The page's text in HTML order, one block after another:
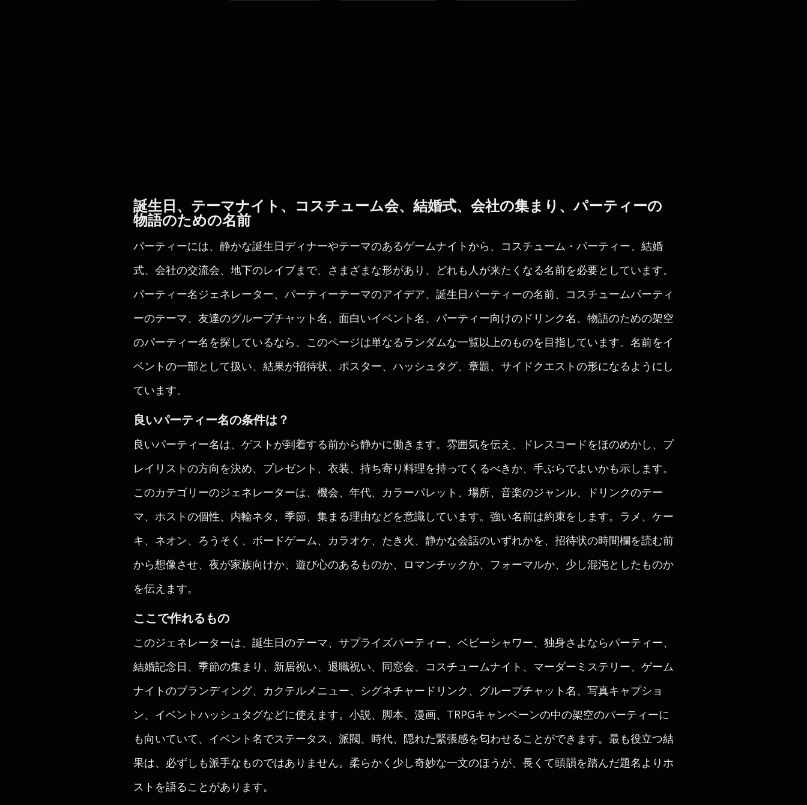
誕生日、テーマナイト、コスチューム会、結婚式、会社の集まり、パーティーの
物語のための名前
パーティーには、静かな誕生日ディナーやテーマのあるゲームナイトから、コスチューム・パーティー、結婚
式、会社の交流会、地下のレイブまで、さまざまな形があり、どれも人が来たくなる名前を必要としています。
パーティー名ジェネレーター、パーティーテーマのアイデア、誕生日パーティーの名前、コスチュームパーティ
ーのテーマ、友達のグループチャット名、面白いイベント名、パーティー向けのドリンク名、物語のための架空
のパーティー名を探しているなら、このページは単なるランダムな一覧以上のものを目指しています。名前をイ
ベントの一部として扱い、結果が招待状、ポスター、ハッシュタグ、章題、サイドクエストの形になるようにし
ています。
良いパーティー名の条件は？
良いパーティー名は、ゲストが到着する前から静かに働きます。雰囲気を伝え、ドレスコードをほのめかし、プ
レイリストの方向を決め、プレゼント、衣装、持ち寄り料理を持ってくるべきか、手ぶらでよいかも示します。
このカテゴリーのジェネレーターは、機会、年代、カラーパレット、場所、音楽のジャンル、ドリンクのテー
マ、ホストの個性、内輪ネタ、季節、集まる理由などを意識しています。強い名前は約束をします。ラメ、ケー
キ、ネオン、ろうそく、ボードゲーム、カラオケ、たき火、静かな会話のいずれかを、招待状の時間欄を読む前
から想像させ、夜が家族向けか、遊び心のあるものか、ロマンチックか、フォーマルか、少し混沌としたものか
を伝えます。
ここで作れるもの
このジェネレーターは、誕生日のテーマ、サプライズパーティー、ベビーシャワー、独身さよならパーティー、
結婚記念日、季節の集まり、新居祝い、退職祝い、同窓会、コスチュームナイト、マーダーミステリー、ゲーム
ナイトのブランディング、カクテルメニュー、シグネチャードリンク、グループチャット名、写真キャプショ
ン、イベントハッシュタグなどに使えます。小説、脚本、漫画、TRPGキャンペーンの中の架空のパーティーに
も向いていて、イベント名でステータス、派閥、時代、隠れた緊張感を匂わせることができます。最も役立つ結
果は、必ずしも派手なものではありません。柔らかく少し奇妙な一文のほうが、長くて頭韻を踏んだ題名よりホ
ストを語ることがあります。